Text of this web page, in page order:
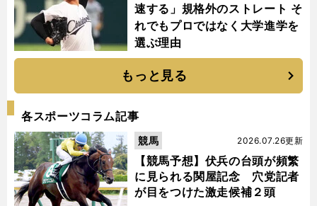
速する」規格外のストレート そ
れでもプロではなく大学進学を
選ぶ理由
もっと見る
各スポーツコラム記事
【競馬予想】伏兵の台頭が頻繁
に見られる関屋記念 穴党記者
が目をつけた激走候補２頭
2026.07.26更新
競馬